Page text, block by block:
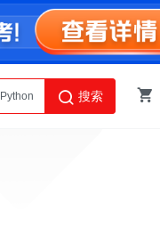
Python
智能体
搜索